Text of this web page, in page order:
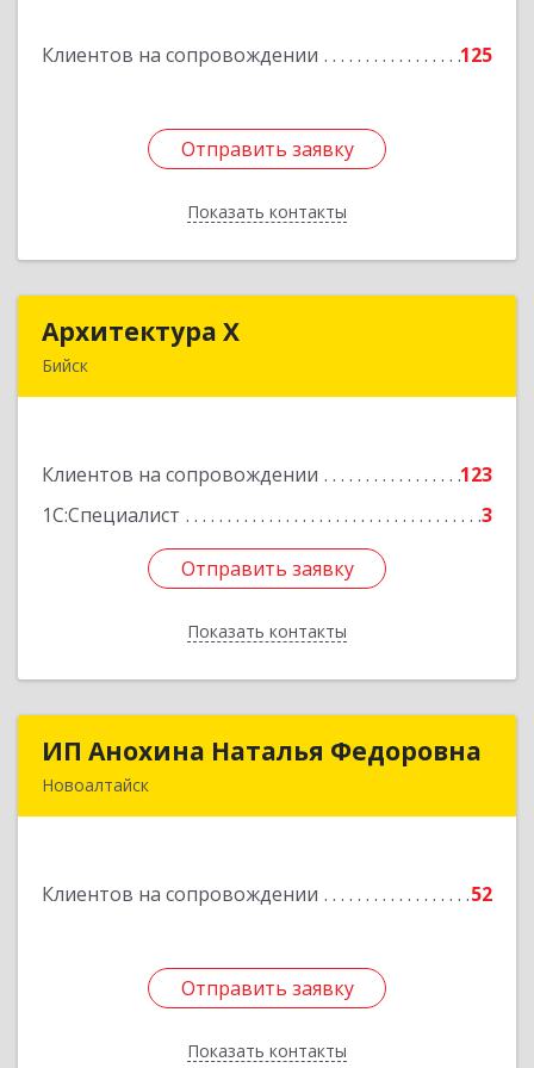
Клиентов на сопровождении 125
Отправить заявку
Показать контакты
Подробнее
Отправить заявку
Назад
Архитектура Х
Бийск
Клиентов на сопровождении
123
1С:Специалист
3
Отправить заявку
Показать контакты
Подробнее
Отправить заявку
Назад
ИП Анохина Наталья Федоровна
Новоалтайск
Клиентов на сопровождении 52
Отправить заявку
Показать контакты
ИП Анохина Наталья Федоровна
Подробнее
Отправить заявку
Назад